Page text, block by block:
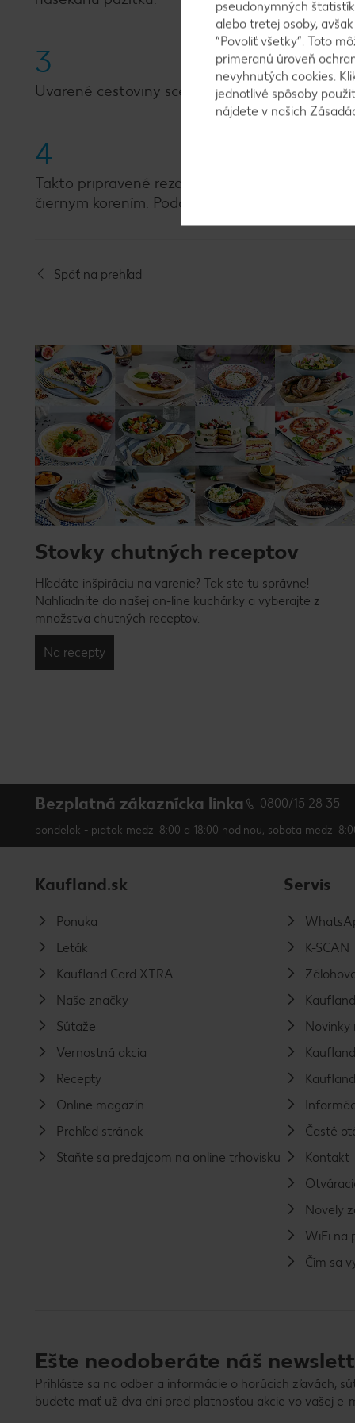
3
Uvarené cestoviny scedíme a pridáme ich ku
4
Takto pripravené rezance dáme do misky s
čiernym korením. Podávame posypané
Späť na prehľad
Stovky chutných receptov
Hľadáte inšpiráciu na varenie? Tak ste tu správne!
Nahliadnite do našej on-line kuchárky a vyberajte z
množstva chutných receptov.
Na recepty
Bezplatná zákaznícka linka 0800/15 28 35
pondelok - piatok medzi 8:00 a 18:00 hodinou, sobota medzi
Kaufland.sk
Ponuka
Leták
Kaufland Card XTRA
Naše značky
Súťaže
Vernostná akcia
Recepty
Online magazín
Prehľad stránok
Staňte sa predajcom na online trhovisku
Servis
K-SCAN
Novinky
Časté
Kontakt
Novely
WiFi na
Čím sa
Ešte neodoberáte náš
Prihláste sa na odber a informácie o horúcich zľavách,
budete mať už dva dni pred platnosťou akcie vo vašej e-
pseudonymných
alebo tretej osoby,
“Povoliť všetky”. Toto
primeranú úroveň
nevyhnutých cookies.
jednotlivé spôsoby
nájdete v našich